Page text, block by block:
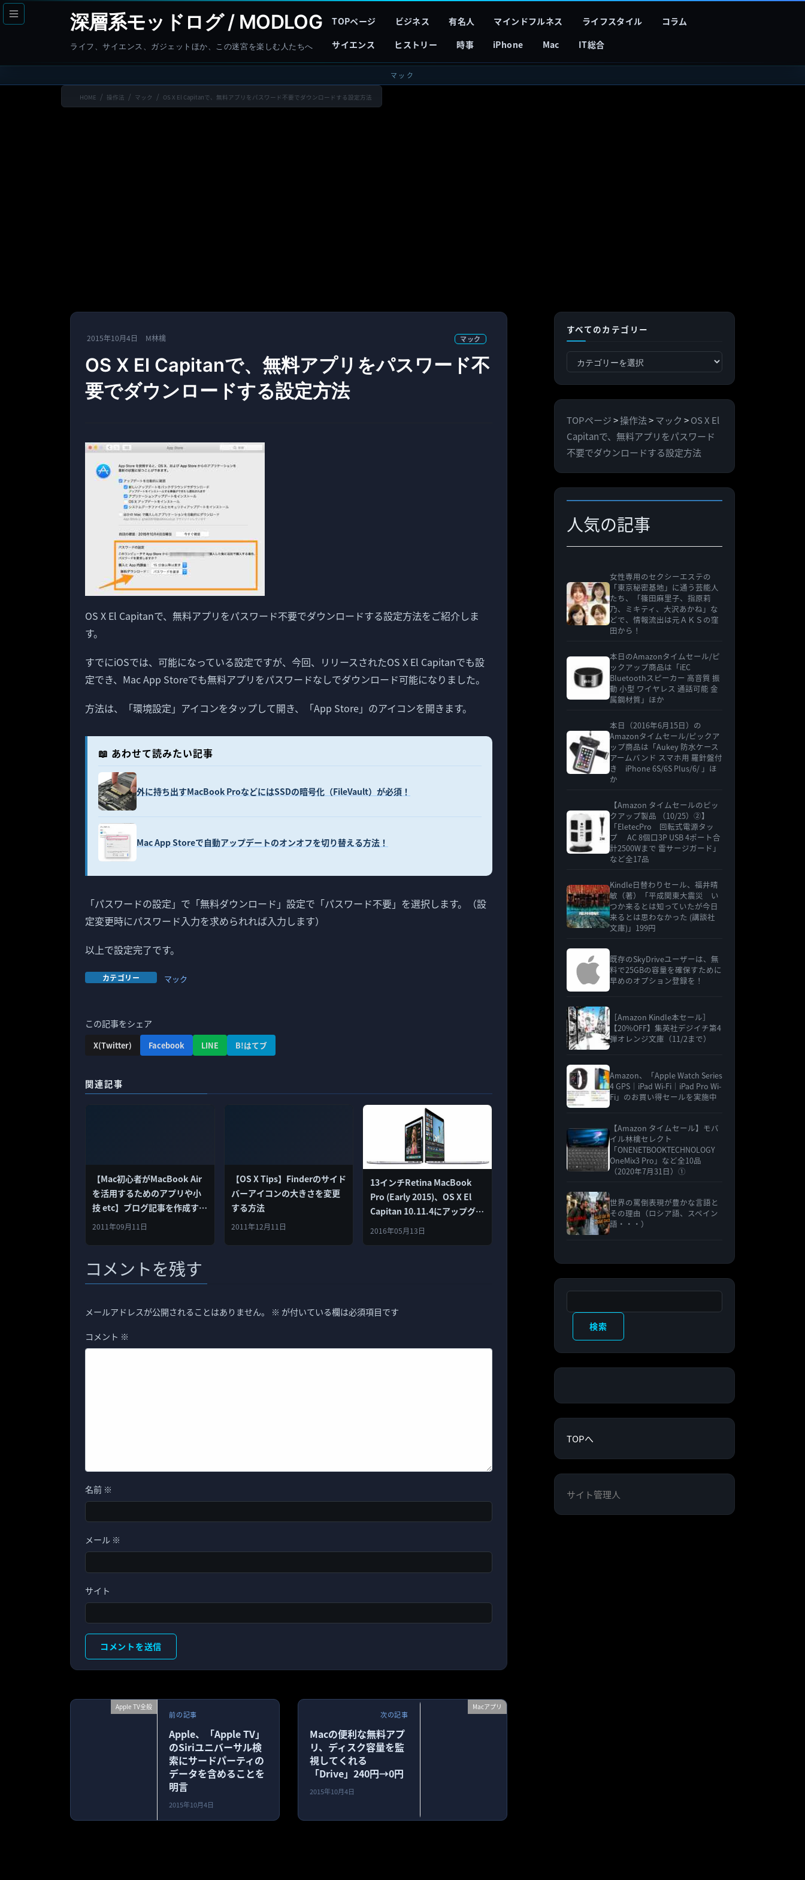
コ
ン
へ
ナ
ビ
ョ
深層系モッドログ / MODLOG
ライフ、サイエンス、ガジェットほか、この迷宮を楽しむ人たちへ
TOPページ ビジネス 有名人 マインドフルネス ライフスタイル
コラム
サイエンス
ヒストリー 時事 iPhone Mac IT総合
マック
HOME 操作法 マック OS X El Capitanで、無料アプリをパスワード不要でダウンロードする設定方法
2015年10月4日 M林檎 マック
OS X El Capitanで、無料アプリをパスワード不
要でダウンロードする設定方法
OS X El Capitanで、無料アプリをパスワード不要でダウンロードする設定方法をご紹介しま
す。
すでにiOSでは、可能になっている設定ですが、今回、リリースされたOS X El Capitanでも設
定でき、Mac App Storeでも無料アプリをパスワードなしでダウンロード可能になりました。
方法は、「環境設定」アイコンをタップして開き、「App Store」のアイコンを開きます。
📖 あわせて読みたい記事
外に持ち出すMacBook ProなどにはSSDの暗号化（FileVault）が必須！
Mac App Storeで自動アップデートのオンオフを切り替える方法！
「パスワードの設定」で「無料ダウンロード」設定で「パスワード不要」を選択します。（設
定変更時にパスワード入力を求められれば入力します）
以上で設定完了です。
カテゴリー マック
この記事をシェア
X(Twitter) Facebook LINE B!はてブ
関連記事
【Mac初心者がMacBook Air
を活用するためのアプリや小
技 etc】ブログ記事を作成する
ためのテキストエディタはど
2011年09月11日
【OS X Tips】Finderのサイド
バーアイコンの大きさを変更
する方法
2011年12月11日
13インチRetina MacBook
Pro (Early 2015)、OS X El
Capitan 10.11.4にアップグレ
ードするとフリーズする問題
2016年05月13日
コメントを残す
メールアドレスが公開されることはありません。 ※ が付いている欄は必須項目です
コメント ※
名前 ※
メール ※
サイト
Apple TV全般
前の記事
Apple、「Apple TV」
のSiriユニバーサル検
索にサードパーティの
データを含めることを
明言
2015年10月4日
Macアプリ
次の記事
Macの便利な無料アプ
リ、ディスク容量を監
視してくれる
「Drive」240円→0円
2015年10月4日
すべてのカテゴリー
べ
カ
テ
ゴ
リ
ー
TOPページ>操作法>マック >OS X El
Capitanで、無料アプリをパスワード
不要でダウンロードする設定方法
人気の記事
女性専用のセクシーエステの
「東京秘密基地」に通う芸能人
たち、「篠田麻里子、指原莉
乃、ミキティ、大沢あかね」な
どで、情報流出は元ＡＫＳの窪
田から！
本日のAmazonタイムセール/ピ
ックアップ商品は「iEC
Bluetoothスピーカー 高音質 振
動 小型 ワイヤレス 通話可能 金
属鋼材質」ほか
本日（2016年6月15日）の
Amazonタイムセール/ピックア
ップ商品は「Aukey 防水ケース
アームバンド スマホ用 羅針盤付
き iPhone 6S/6S Plus/6/ 」ほ
か
【Amazon タイムセールのピッ
クアップ製品 （10/25）②】
「EletecPro 回転式電源タッ
プ AC 8個口3P USB 4ポート合
計2500Wまで 雷サージガード」
など全17品
Kindle日替わりセール、福井晴
敏（著）「平成関東大震災 い
つか来るとは知っていたが今日
来るとは思わなかった (講談社
文庫)」199円
既存のSkyDriveユーザーは、無
料で25GBの容量を確保すために
早めのオプション登録を！
［Amazon Kindle本セール］
【20%OFF】集英社デジイチ第4
弾オレンジ文庫（11/2まで）
Amazon、「Apple Watch Series
4 GPS｜iPad Wi-Fi｜iPad Pro Wi-
Fi」のお買い得セールを実施中
【Amazon タイムセール】モバ
イル林檎セレクト
「ONENETBOOKTECHNOLOGY
OneMix3 Pro」など全10品
（2020年7月31日）①
世界の罵倒表現が豊かな言語と
その理由（ロシア語、スペイン
語・・・）
検索
TOPへ
サイト管理人